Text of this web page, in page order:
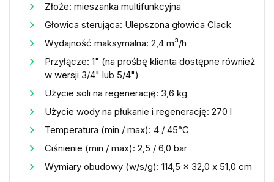
Złoże: mieszanka multifunkcyjna
Głowica sterująca: Ulepszona głowica Clack
Wydajność maksymalna: 2,4 m³/h
Przyłącze: 1" (na prośbę klienta dostępne również
w wersji 3/4" lub 5/4")
Użycie soli na regenerację: 3,6 kg
Użycie wody na płukanie i regenerację: 270 l
Temperatura (min / max): 4 / 45°C
Ciśnienie (min / max): 2,5 / 6,0 bar
Wymiary obudowy (w/s/g): 114,5 x 32,0 x 51,0 cm